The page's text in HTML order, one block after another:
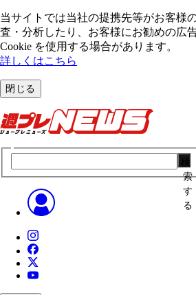
当サイトでは当社の提携先等がお客様
査・分析したり、お客様にお勧めの広
Cookie を使⽤する場合があります。
詳しくはこちら
閉じる
索
す
る